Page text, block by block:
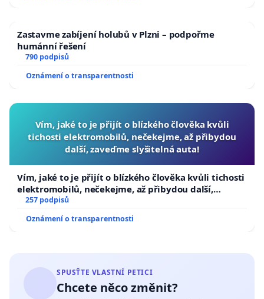
Zastavme zabíjení holubů v Plzni – podpořme
humánní řešení
790 podpisů
Oznámení o transparentnosti
Vím, jaké to je přijít o blízkého člověka kvůli
tichosti elektromobilů, nečekejme, až přibydou
další, zaveďme slyšitelná auta!
Vím, jaké to je přijít o blízkého člověka kvůli tichosti
elektromobilů, nečekejme, až přibydou další,
zaveďme slyšitelná auta!
257 podpisů
Oznámení o transparentnosti
SPUSŤTE VLASTNÍ PETICI
Chcete něco změnit?